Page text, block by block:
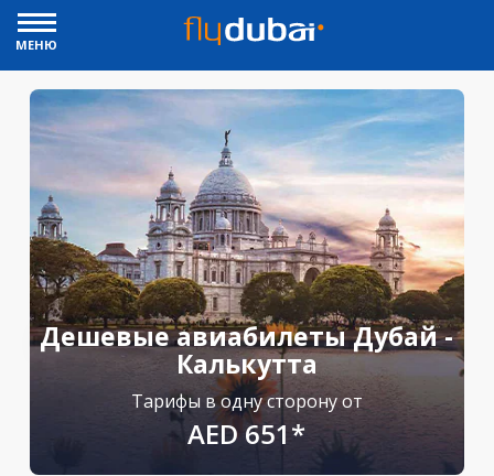
МЕНЮ
Дешевые авиабилеты Дубай -
Калькутта
Тарифы в одну сторону от
AED 651*